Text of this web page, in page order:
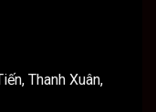
Thanh Xuân,